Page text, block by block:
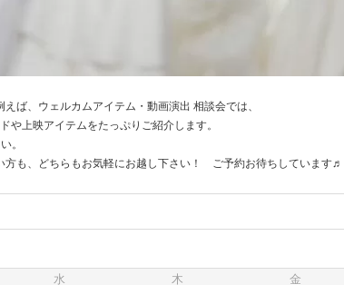
ば、ウェルカムアイテム・動画演出 相談会では、
上映アイテムをたっぷりご紹介します。
。
方も、どちらもお気軽にお越し下さい！ ご予約お待ちしています♬
水 木 金